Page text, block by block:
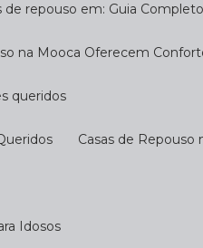
de repouso em: Guia
na Mooca Oferecem
queridos
Casas de
Idosos